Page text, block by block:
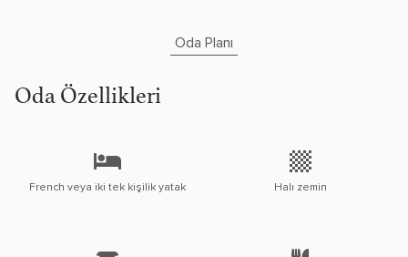
Oda Planı
Oda Özellikleri
French veya iki tek kişilik yatak Halı zemin